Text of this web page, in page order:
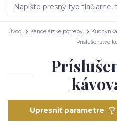
Úvod Kancelárske potreby
Príslušenstvo
Upresniť parametre